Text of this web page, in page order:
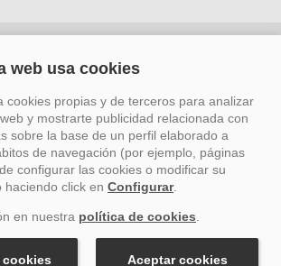
Tel: +34 917 815 555 -
de la innovación, el desarrollo
el año 2026 para reforzar su
Cámara de Comercio de Málaga.